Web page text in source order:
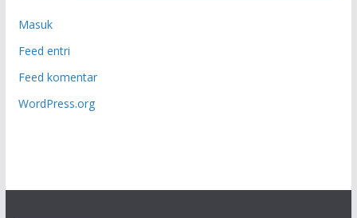
Masuk
Feed entri
Feed komentar
WordPress.org